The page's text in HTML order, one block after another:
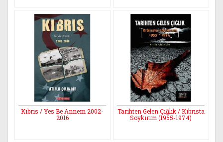
Kıbrıs / Yes Be Annem 2002-
2016
Tarihten Gelen Çığlık / Kıbrısta
Soykırım (1955-1974)